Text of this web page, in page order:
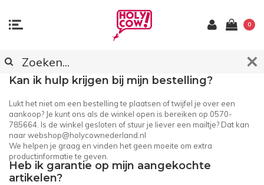
0
KLANTENSERVICE
Kan ik hulp krijgen bij mijn bestelling?
Lukt het niet om een bestelling te plaatsen of twijfel je over een
aankoop? Je kunt ons als de winkel open is bereiken op 0570-
785664. Is de winkel gesloten of stuur je liever een mailtje? Dat kan
naarwebshop@holycownederland.nl
We helpen je graag en vinden het geen moeite om extra
productinformatie te geven.
Heb ik garantie op mijn aangekochte
artikelen?